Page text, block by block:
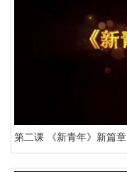
第二课 《新青年》新篇章